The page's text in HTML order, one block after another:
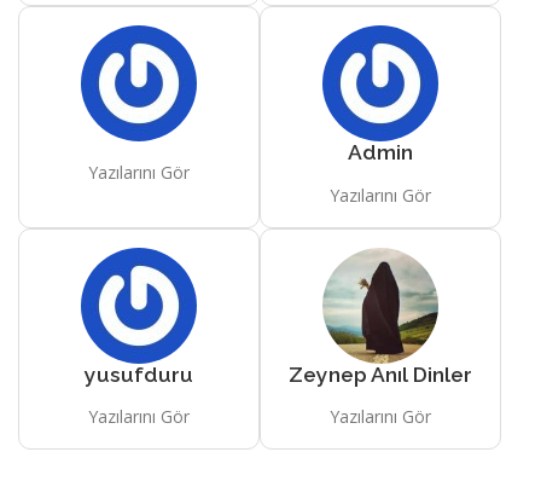
Yazılarını Gör
Admin
Yazılarını Gör
yusufduru
Yazılarını Gör
Zeynep Anıl Dinler
Yazılarını Gör